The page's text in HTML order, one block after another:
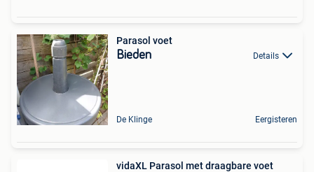
Parasol voet
Bieden Details
De Klinge Eergisteren
vidaXL Parasol met draagbare voet